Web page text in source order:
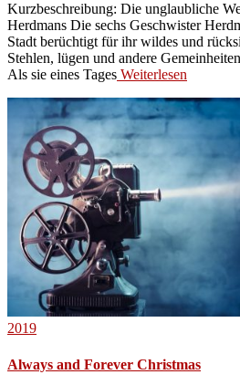
Kurzbeschreibung: Die unglaubliche
Herdmans Die sechs Geschwister
Stadt berüchtigt für ihr wildes und
Stehlen, lügen und andere
Als sie eines Tages Weiterlesen
2019
Always and Forever Christmas